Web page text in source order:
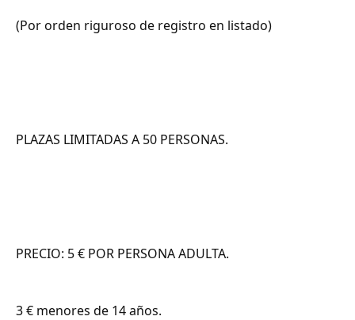
(Por orden riguroso de registro en listado)
PLAZAS LIMITADAS A 50 PERSONAS.
PRECIO: 5 € POR PERSONA ADULTA.
3 € menores de 14 años.